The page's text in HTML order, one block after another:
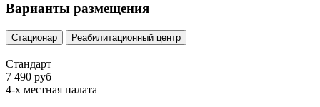
Варианты размещения
Стационар Реабилитационный центр
Стандарт
7 490 руб
4-х местная палата